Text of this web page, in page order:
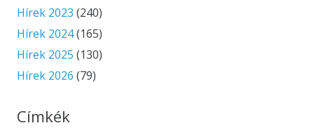
Hírek 2023 (240)
Hírek 2024(165)
Hírek 2025 (130)
Hírek 2026 (79)
Címkék